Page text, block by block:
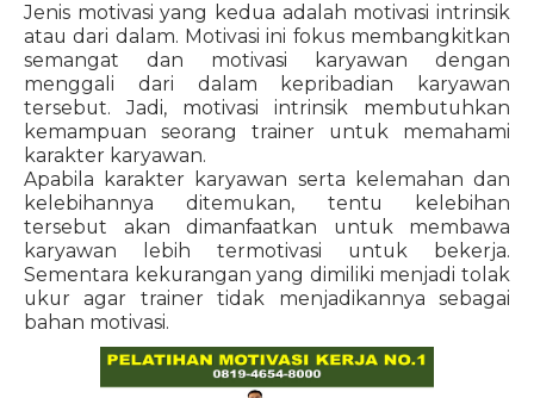
Jenis motivasi yang kedua adalah motivasi intrinsik
atau dari dalam. Motivasi ini fokus membangkitkan
semangat dan motivasi karyawan dengan
menggali dari dalam kepribadian karyawan
tersebut. Jadi, motivasi intrinsik membutuhkan
kemampuan seorang trainer untuk memahami
karakter karyawan.
Apabila karakter karyawan serta kelemahan dan
kelebihannya ditemukan, tentu kelebihan
tersebut akan dimanfaatkan untuk membawa
karyawan lebih termotivasi untuk bekerja.
Sementara kekurangan yang dimiliki menjadi tolak
ukur agar trainer tidak menjadikannya sebagai
bahan motivasi.